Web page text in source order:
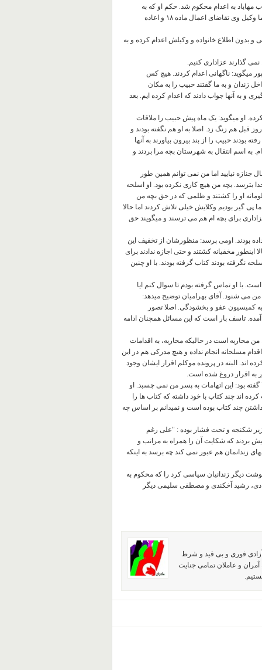
دادگاه انقلاب مهاباد به اعدام محکوم شد. حکم او که به
"محاربه و عضویت در پژاک" متهم شده توسط دیوان عالی کشور تایید شد اما وکیل وی تقاضای اعمال ماده ۱۸ و اعاده
و بدون اطلاع خانواده و وکیلش اعدام کرده و به
نمی گذارند عزاداری کنیم.
میگوید: ناگهانی اعدام کردند. هیچ کس
زندان و به ما گفتند حبیب را به مکان
و به آنها جواب دادند که اعدام کرده ایم. بعد
او میگوید: یک ماه پیش حبیب را ملاقات
هم زنگ زد. اصلا به او هم نگفته بودند و
بودند حبیب را از بند بیرون بیاورند به آنها
به اسم انتقال به شهرستان بچه مرا بردند و
جنازه نیایید اما من نمی توانم همین طور
بترسد. بچه من هیچ کاری نکرده بود. او اسلحه
او را کشتند و ظلمی که در حق بچه من
پی گیر بودیم وکلایش خیلی تلاش کردند اما حالا
عزاداری برای بچه ام هم می ترسند و میگویند حق
بودند. اومی پرسد: منظورشان از تخفیف این
اینطور مخفیانه کشتند و حتی اجازه ندادند برای
نگرفته بودند کتاب گرفته بودند. با او چنین
با او تماس گرفته بودم تا سوال کنم ایا
من می شنود. آقای بهرامیان توضیح میدهد:
۱۸ رد شد. اما امیدوار بودیم به کمیسیون عفو و بخشودگی. اصلا تصور
تاسف بار است که این مسائل همچنان ادامه
من محاربه است در حالیکه محاربه، به اقدامات
مسلحانه انجام نداده و هیچ مدرکی هم در این
اند. البته در پرونده موکلم اقرار ایشان وجود
به اقرار دروغ شده است.
بود: این اتهامات به پسر من نمی چسبد. او
کرده اند چند کتاب با خود داشته که کتاب ها را
چند کتاب بوده است و نمیدانم بر اساس چه
زیر شکنجه و تحت فشار بوده : "علی رغم
بردند که شکایت آن را همراه به مراتب و
زندانمان هم عبور نمی کند چه برسد به اینکه
دیگر زندانیان سیاسی کرد را که محکوم به
رشید آخکندی و مصطفی سلیمی دیگر
آزادی فوری و بی قید و شرط
و عاملان تمامی جنایت